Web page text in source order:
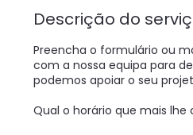
Descrição do
Preencha o formulário ou
com a nossa equipa para
podemos apoiar o seu
Qual o horário que mais lhe